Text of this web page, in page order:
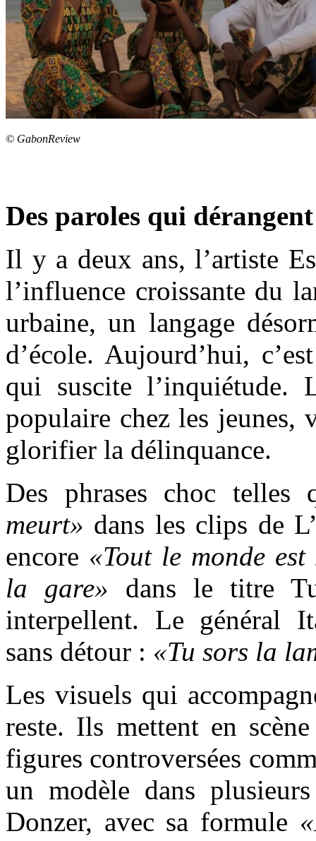
© GabonReview
Des paroles qui dérangent
Il y a deux ans, l’artiste
l’influence croissante du
urbaine, un langage
d’école. Aujourd’hui,
qui suscite l’inquiétude.
populaire chez les jeunes,
glorifier la délinquance.
Des phrases choc telles
meurt» dans les clips de
encore «Tout le monde
la gare» dans le titre
interpellent. Le général
sans détour : «Tu sors la
Les visuels qui
reste. Ils mettent en
figures controversées
un modèle dans
Donzer, avec sa formule